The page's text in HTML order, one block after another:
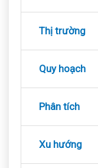
Thị trường
Quy hoạch
Phân tích
Xu hướng